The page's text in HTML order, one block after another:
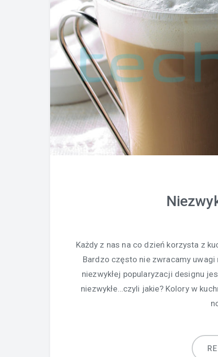
Każdy z nas na co dzień korzysta z
Bardzo często nie zwracamy
niezwykłej popularyzacji designu
niezwykłe…czyli jakie? Kolory w